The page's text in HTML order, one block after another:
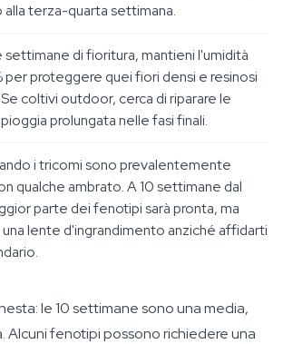
terza-quarta settimana.
settimane di fioritura, mantieni l'umidità
proteggere quei fiori densi e resinosi
coltivi outdoor, cerca di riparare le
prolungata nelle fasi finali.
i tricomi sono prevalentemente
qualche ambrato. A 10 settimane dal
parte dei fenotipi sarà pronta, ma
lente d'ingrandimento anziché affidarti
le 10 settimane sono una media,
Alcuni fenotipi possono richiedere una